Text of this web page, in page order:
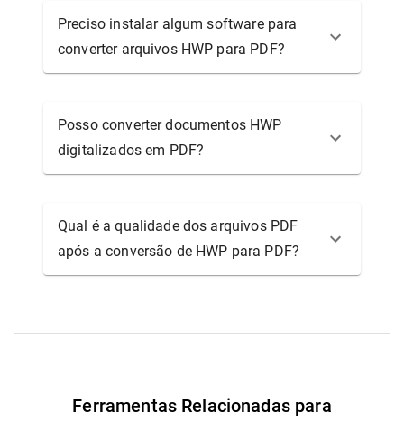
Preciso instalar algum software para
converter arquivos HWP para PDF?
Posso converter documentos HWP
digitalizados em PDF?
Qual é a qualidade dos arquivos PDF
após a conversão de HWP para PDF?
Ferramentas Relacionadas para